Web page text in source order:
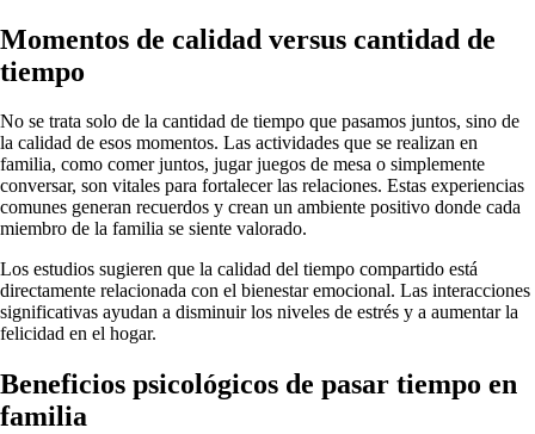
Momentos de calidad versus cantidad de
tiempo
No se trata solo de la cantidad de tiempo que pasamos juntos, sino de
la calidad de esos momentos. Las actividades que se realizan en
familia, como comer juntos, jugar juegos de mesa o simplemente
conversar, son vitales para fortalecer las relaciones. Estas experiencias
comunes generan recuerdos y crean un ambiente positivo donde cada
miembro de la familia se siente valorado.
Los estudios sugieren que la calidad del tiempo compartido está
directamente relacionada con el bienestar emocional. Las interacciones
significativas ayudan a disminuir los niveles de estrés y a aumentar la
felicidad en el hogar.
Beneficios psicológicos de pasar tiempo en
familia